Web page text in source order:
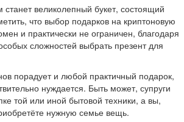
великолепный букет, состоящий
что выбор подарков на криптоновую
и практически не ограничен, благодаря
сложностей выбрать презент для
порадует и любой практичный подарок,
нуждается. Быть может, супруги
той или иной бытовой техники, а вы,
нужную семье вещь.